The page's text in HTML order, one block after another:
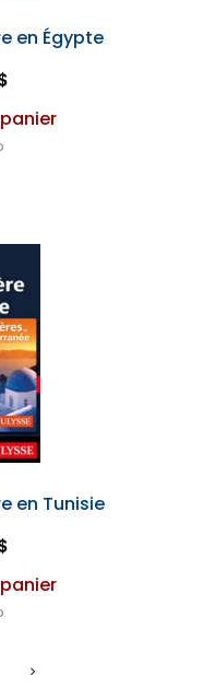
en Égypte
en Tunisie